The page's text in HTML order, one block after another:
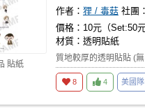
貼紙
作者： 狸 / 毒菇 社團：
價格：10元（Set:50元
材質：透明貼紙
質地較厚的透明貼貼 (
8 4 美國